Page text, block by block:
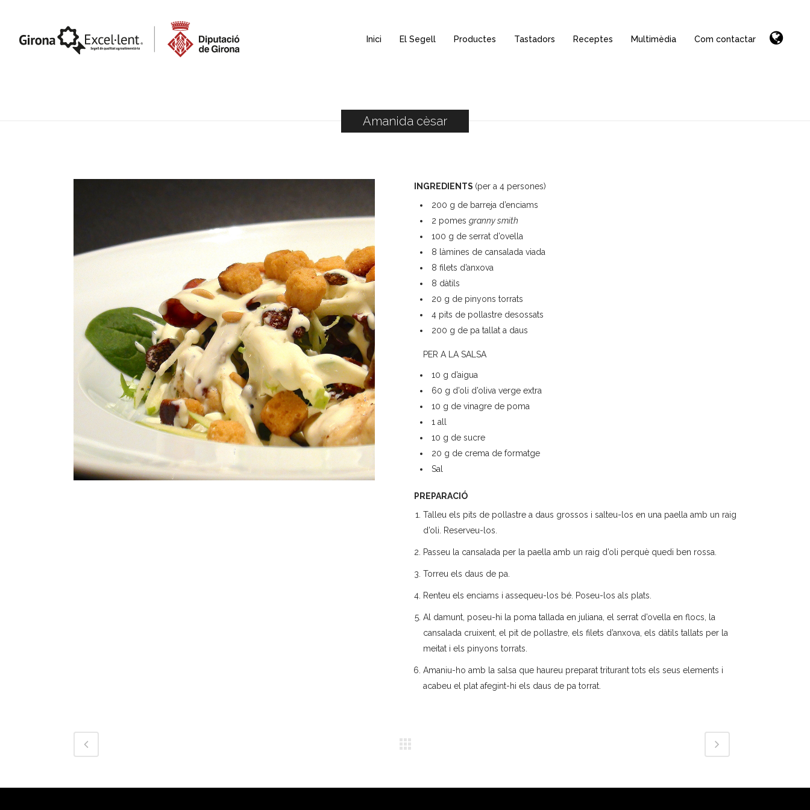
Inici El Segell Productes Tastadors Receptes Multimèdia Com contactar
Amanida cèsar
INGREDIENTS (per a 4 persones)
200 g de barreja d’enciams
2 pomes granny smith
100 g de serrat d’ovella
8 làmines de cansalada viada
8 filets d’anxova
8 dàtils
20 g de pinyons torrats
4 pits de pollastre desossats
200 g de pa tallat a daus
PER A LA SALSA
10 g d’aigua
60 g d’oli d’oliva verge extra
10 g de vinagre de poma
1 all
10 g de sucre
20 g de crema de formatge
Sal
PREPARACIÓ
Talleu els pits de pollastre a daus grossos i salteu-los en una paella amb un raig
d’oli. Reserveu-los.
Passeu la cansalada per la paella amb un raig d’oli perquè quedi ben rossa.
Torreu els daus de pa.
Renteu els enciams i assequeu-los bé. Poseu-los als plats.
Al damunt, poseu-hi la poma tallada en juliana, el serrat d’ovella en flocs, la
cansalada cruixent, el pit de pollastre, els filets d’anxova, els dàtils tallats per la
meitat i els pinyons torrats.
Amaniu-ho amb la salsa que haureu preparat triturant tots els seus elements i
acabeu el plat afegint-hi els daus de pa torrat.